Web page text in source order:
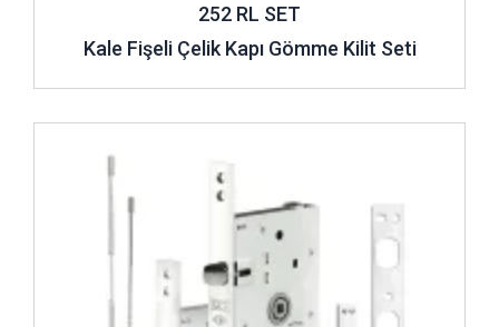
252 RL SET
Kale Fişeli Çelik Kapı Gömme Kilit Seti